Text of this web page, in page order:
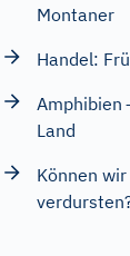
Montaner
Handel:
Amphibien
Land
Können